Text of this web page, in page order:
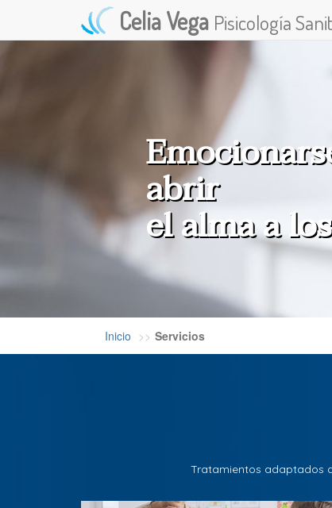
Celia Vega Pisicología
abrir
el alma a
Inicio Servicios
Tratamientos adaptados